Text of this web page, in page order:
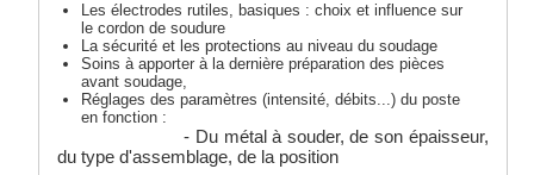
Les électrodes rutiles, basiques : choix et influence sur
le cordon de soudure
La sécurité et les protections au niveau du soudage
Soins à apporter à la dernière préparation des pièces
avant soudage,
Réglages des paramètres (intensité, débits...) du poste
en fonction :
- Du métal à souder, de son épaisseur,
du type d'assemblage, de la position